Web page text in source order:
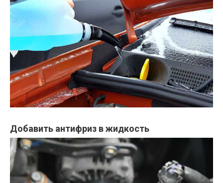
Добавить антифриз в жидкость